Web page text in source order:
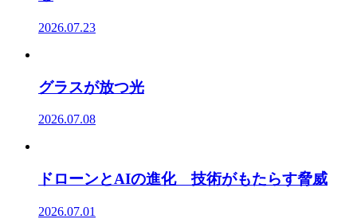
2026.07.23
グラスが放つ光
2026.07.08
ドローンとAIの進化 技術がもたらす脅威
2026.07.01